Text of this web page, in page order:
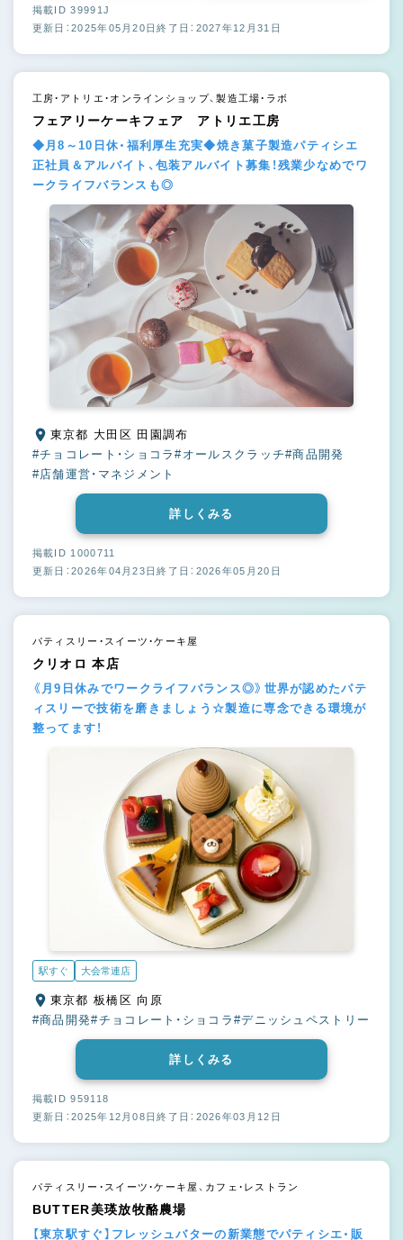
掲載ID 39991J
更新日：2025年05月20日終了日：2027年12月31日
工房・アトリエ・オンラインショップ、製造工場・ラボ
フェアリーケーキフェア アトリエ工房
◆月8～10日休・福利厚生充実◆焼き菓子製造パティシエ
正社員＆アルバイト、包装アルバイト募集！残業少なめでワ
ークライフバランスも◎
東京都 大田区 田園調布
#チョコレート・ショコラ#オールスクラッチ#商品開発
#店舗運営・マネジメント
詳しくみる
掲載ID 1000711
更新日：2026年04月23日終了日：2026年05月20日
パティスリー・スイーツ・ケーキ屋
クリオロ 本店
《月9日休みでワークライフバランス◎》世界が認めたパテ
ィスリーで技術を磨きましょう☆製造に専念できる環境が
整ってます！
駅すぐ 大会常連店
東京都 板橋区 向原
#商品開発#チョコレート・ショコラ #デニッシュペストリー
詳しくみる
掲載ID 959118
更新日：2025年12月08日終了日：2026年03月12日
パティスリー・スイーツ・ケーキ屋、カフェ・レストラン
BUTTER美瑛放牧酪農場
【東京駅すぐ】フレッシュバターの新業態でパティシエ・販